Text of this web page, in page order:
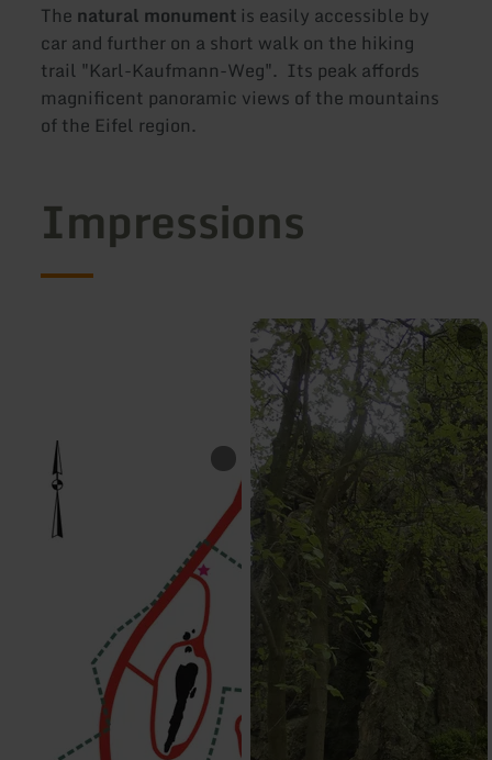
The natural monument is easily accessible by
car and further on a short walk on the hiking
trail "Karl-Kaufmann-Weg". Its peak affords
magnificent panoramic views of the mountains
of the Eifel region.
Impressions